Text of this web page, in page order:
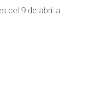
del 9 de abril a